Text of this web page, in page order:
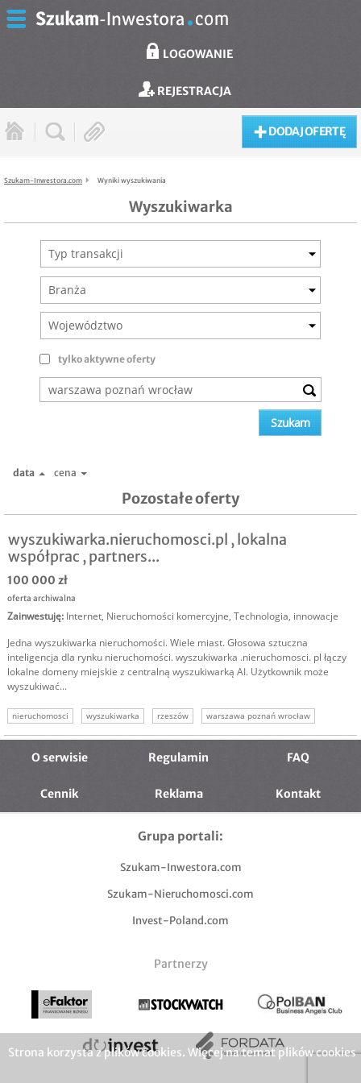
LOGOWANIE
REJESTRACJA
DODAJ OFERTĘ
Szukam-Inwestora.com Wyniki wyszukiwania
Wyszukiwarka
Typ transakcji
Branża
Województwo
tylko aktywne oferty
data cena
Pozostałe oferty
wyszukiwarka.nieruchomosci.pl , lokalna
współprac , partners...
100 000 zł
oferta archiwalna
Zainwestuję: Internet, Nieruchomości komercyjne, Technologia, innowacje
Jedna wyszukiwarka nieruchomości. Wiele miast. Głosowa sztuczna
inteligencja dla rynku nieruchomości. wyszukiwarka .nieruchomosci. pl łączy
lokalne domeny miejskie z centralną wyszukiwarką AI. Użytkownik może
wyszukiwać...
nieruchomosci wyszukiwarka rzeszów warszawa poznań wrocław
O serwisie Regulamin FAQ
Cennik Reklama Kontakt
Grupa portali:
Szukam-Inwestora.com
Szukam-Nieruchomosci.com
Invest-Poland.com
Partnerzy
Strona korzysta z plików cookies. Więcej na temat plików cookies